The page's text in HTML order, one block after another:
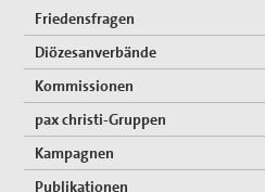
Friedensfragen
Diözesanverbände
Kommissionen
pax christi-Gruppen
Kampagnen
Publikationen